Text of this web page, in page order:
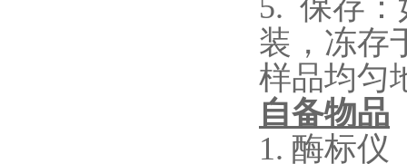
5. 保存：
装，冻存
样品均匀
自备物品
1. 酶标仪